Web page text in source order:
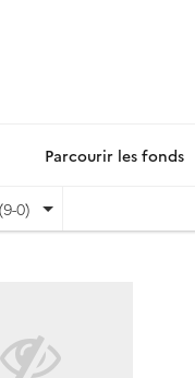
Parcourir les fonds
0)